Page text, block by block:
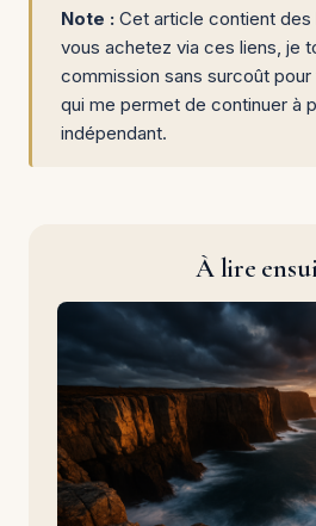
Note : Cet article contient des
vous achetez via ces liens, je
commission sans surcoût
qui me permet de continuer à
indépendant.
À lire